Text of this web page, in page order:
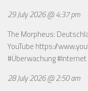
29 July 2026 @ 4:37 pm
The Morpheus:
YouTube https://
#Überwachung
28 July 2026 @ 2:50 am